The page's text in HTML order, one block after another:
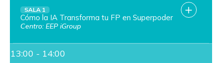
SALA 1
Cómo la IA Transforma tu FP en Superpoder
Centro: EEP iGroup
13:00 - 14:00